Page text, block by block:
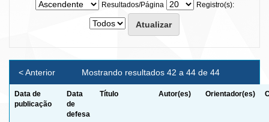
Resultados/Página
Registro(s):
Mostrando resultados 42 a 44 de 44
< Anterior
Data de
publicação
Data
de
defesa
Título Autor(es) Orientador(es)